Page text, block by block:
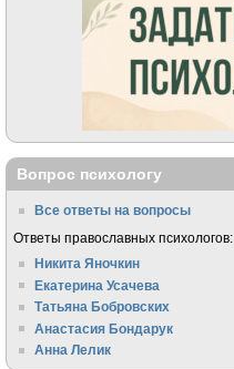
Вопрос психологу
Все ответы на вопросы
Ответы православных психологов:
Никита Яночкин
Екатерина Усачева
Татьяна Бобровских
Анастасия Бондарук
Анна Лелик